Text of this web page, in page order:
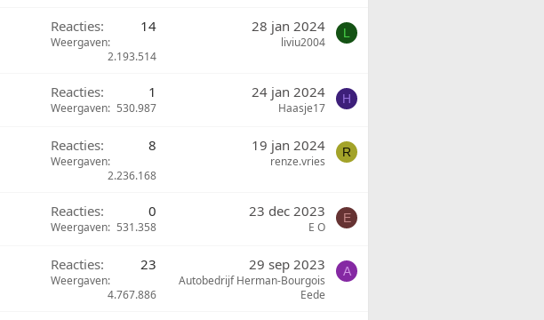
Reacties 14
Weergaven
2.193.514
28 jan 2024
liviu2004
L
Reacties 1
Weergaven 530.987
24 jan 2024
Haasje17
H
Reacties 8
Weergaven
2.236.168
19 jan 2024
renze.vries
R
Reacties 0
Weergaven 531.358
23 dec 2023
E O
E
Reacties 23
Weergaven
4.767.886
29 sep 2023
Autobedrijf Herman-Bourgois
Eede
A